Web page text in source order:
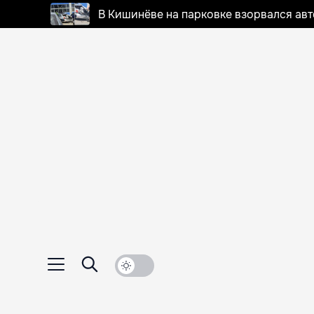
В Кишинёве на парковке взорвался